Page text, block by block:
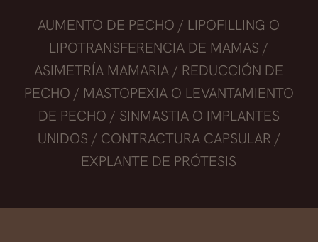
AUMENTO DE PECHO / LIPOFILLING O
LIPOTRANSFERENCIA DE MAMAS /
ASIMETRÍA MAMARIA / REDUCCIÓN DE
PECHO / MASTOPEXIA O LEVANTAMIENTO
DE PECHO / SINMASTIA O IMPLANTES
UNIDOS / CONTRACTURA CAPSULAR /
EXPLANTE DE PRÓTESIS